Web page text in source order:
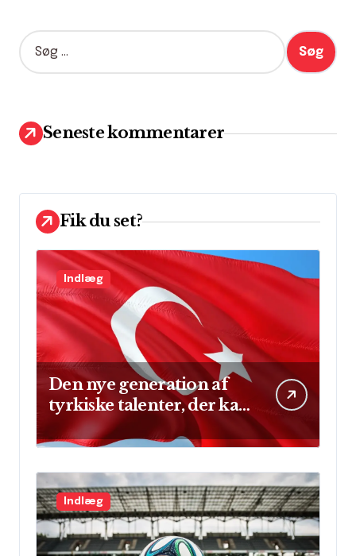
S
ø
t
e
Seneste kommentarer
Fik du set?
Indlæg
Den nye generation af
tyrkiske talenter, der kan
skinne på verdensscenen
Indlæg